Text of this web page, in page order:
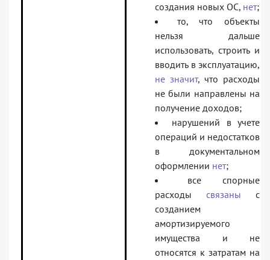
создания новых ОС, нет;
то, что объекты
нельзя дальше
использовать, строить и
вводить в эксплуатацию,
не значит, что расходы
не были направлены на
получение доходов;
нарушений в учете
операций и недостатков
в документальном
оформлении нет;
все спорные
расходы связаны с
созданием
амортизируемого
имущества и не
относятся к затратам на